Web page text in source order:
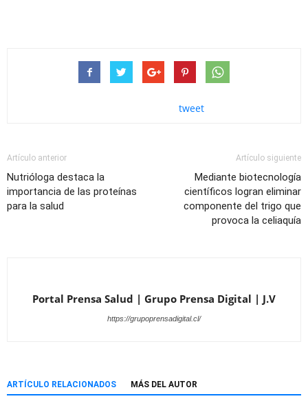
tweet
Artículo anterior
Nutrióloga destaca la
importancia de las proteínas
para la salud
Artículo siguiente
Mediante biotecnología
científicos logran eliminar
componente del trigo que
provoca la celiaquía
Portal Prensa Salud | Grupo Prensa Digital | J.V
https://grupoprensadigital.cl/
ARTÍCULO RELACIONADOS MÁS DEL AUTOR